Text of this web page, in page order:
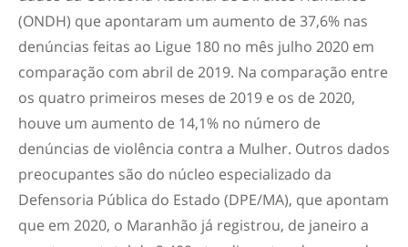
(ONDH) que apontaram um aumento de 37,6% nas
denúncias feitas ao Ligue 180 no mês julho 2020 em
comparação com abril de 2019. Na comparação entre
os quatro primeiros meses de 2019 e os de 2020,
houve um aumento de 14,1% no número de
denúncias de violência contra a Mulher. Outros dados
preocupantes são do núcleo especializado da
Defensoria Pública do Estado (DPE/MA), que apontam
que em 2020, o Maranhão já registrou, de janeiro a